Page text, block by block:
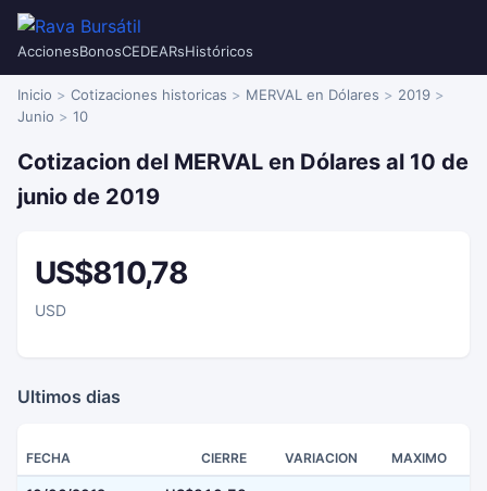
AccionesBonosCEDEARsHistóricos
Inicio Cotizaciones historicas MERVAL en Dólares
2019
Junio
10
Cotizacion del MERVAL en Dólares al 10 de
junio de 2019
US$810,78
USD
Ultimos dias
FECHA CIERRE VARIACION MAXIMO